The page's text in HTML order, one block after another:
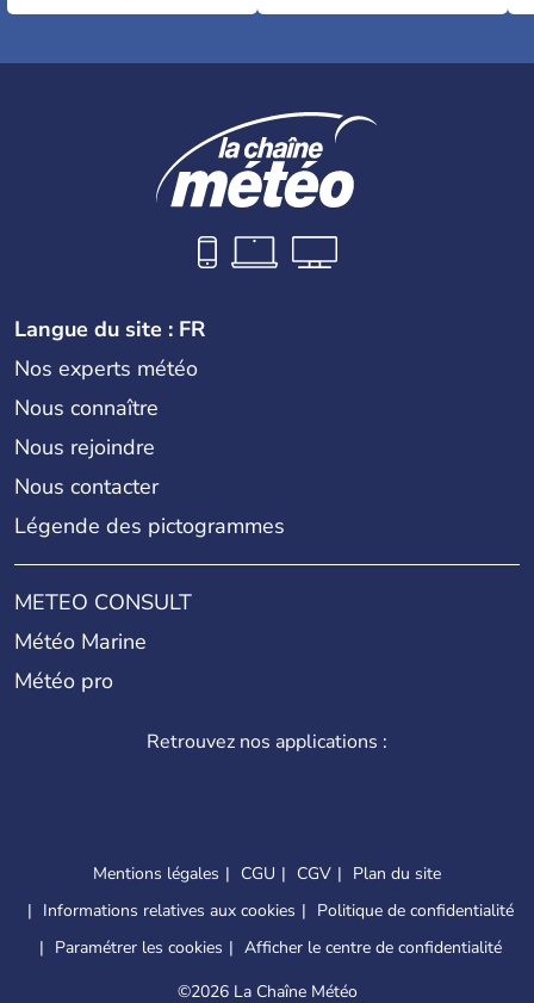
Langue du site : FR
Nos experts météo
Nous connaître
Nous rejoindre
Nous contacter
Légende des pictogrammes
METEO CONSULT
Météo Marine
Météo pro
Retrouvez nos applications :
Mentions légales CGU CGV
Plan du site
Informations relatives aux cookies
Politique de confidentialité
Paramétrer les cookies
Afficher le centre de confidentialité
©2026 La Chaîne Météo